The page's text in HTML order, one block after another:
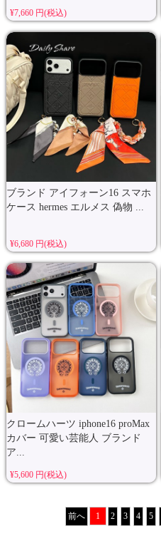
¥7,660 円(税込)
ブランド アイフォーン16 スマホ
ケース hermes エルメス 偽物 ...
¥6,680 円(税込)
クロームハーツ iphone16 proMax
カバー 可愛い芸能人 ブランド
ア...
¥5,600 円(税込)
前へ 1 2 3 4 5